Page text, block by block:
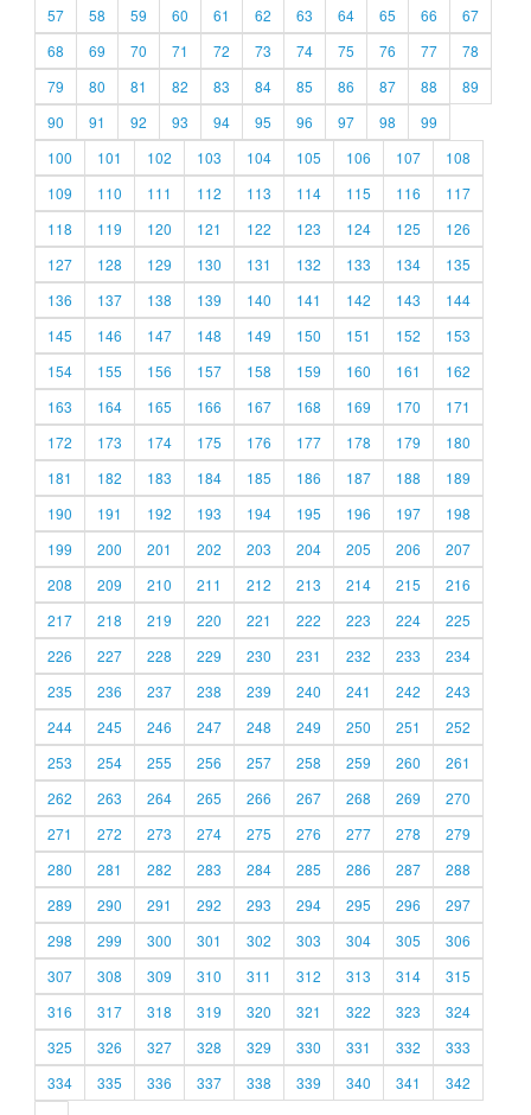
57
58 59 60 61 62 63 64 65 66
67
68
69 70 71 72 73 74 75 76 77
78
79
80 81 82 83 84 85 86 87 88
89
90
91 92 93 94 95 96 97 98
99
100
101 102 103 104 105 106 107
108
109
110 111 112 113 114 115 116
117
118
119 120 121 122 123 124 125
126
127
128 129 130 131 132 133 134
135
136
137 138 139 140 141 142 143
144
145
146 147 148 149 150 151 152
153
154
155 156 157 158 159 160 161
162
163
164 165 166 167 168 169 170
171
172
173 174 175 176 177 178 179
180
181
182 183 184 185 186 187 188
189
190
191 192 193 194 195 196 197
198
199
200 201 202 203 204 205 206
207
208
209 210 211 212 213 214 215
216
217
218 219 220 221 222 223 224
225
226
227 228 229 230 231 232 233
234
235
236 237 238 239 240 241 242
243
244
245 246 247 248 249 250 251
252
253
254 255 256 257 258 259 260
261
262
263 264 265 266 267 268 269
270
271
272 273 274 275 276 277 278
279
280
281 282 283 284 285 286 287
288
289
290 291 292 293 294 295 296
297
298
299 300 301 302 303 304 305
306
307
308 309 310 311 312 313 314
315
316
317 318 319 320 321 322 323
324
325
326 327 328 329 330 331 332
333
334
335 336 337 338 339 340 341
342